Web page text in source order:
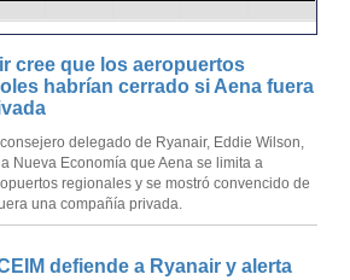
cree que los aeropuertos
habrían cerrado si Aena fuera
delegado de Ryanair, Eddie Wilson,
Nueva Economía que Aena se limita a
regionales y se mostró convencido de
una compañía privada.
defiende a Ryanair y alerta